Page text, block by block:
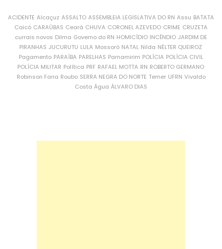
ACIDENTE Alcaçuz ASSALTO ASSEMBLEIA LEGISLATIVA DO RN Assu BATATA
Caicó CARAÚBAS Ceará CHUVA CORONEL AZEVEDO CRIME CRUZETA
currais novos Dilma Governo do RN HOMICÍDIO INCÊNDIO JARDIM DE
PIRANHAS JUCURUTU LULA Mossoró NATAL Nilda NÉLTER QUEIROZ
Pagamento PARAÍBA PARELHAS Parnamirim POLÍCIA POLÍCIA CIVIL
POLÍCIA MILITAR Política PRF RAFAEL MOTTA RN ROBERTO GERMANO
Robinson Faria Roubo SERRA NEGRA DO NORTE Temer UFRN Vivaldo
Costa Água ÁLVARO DIAS